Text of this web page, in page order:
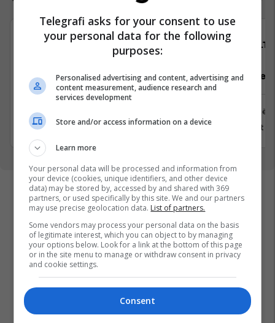
Elkos Group
Punëtor në Depo
Xërxe
20 Gusht 2026
Asistente
Prishtinë
8 Gusht
Telegrafi asks for your consent to use
your personal data for the following
purposes:
Personalised advertising and content, advertising and
content measurement, audience research and
services development
Store and/or access information on a device
Learn more
Your personal data will be processed and information from
your device (cookies, unique identifiers, and other device
data) may be stored by, accessed by and shared with 369
partners, or used specifically by this site. We and our partners
may use precise geolocation data. List of partners.
Some vendors may process your personal data on the basis
of legitimate interest, which you can object to by managing
your options below. Look for a link at the bottom of this page
or in the site menu to manage or withdraw consent in privacy
and cookie settings.
Consent